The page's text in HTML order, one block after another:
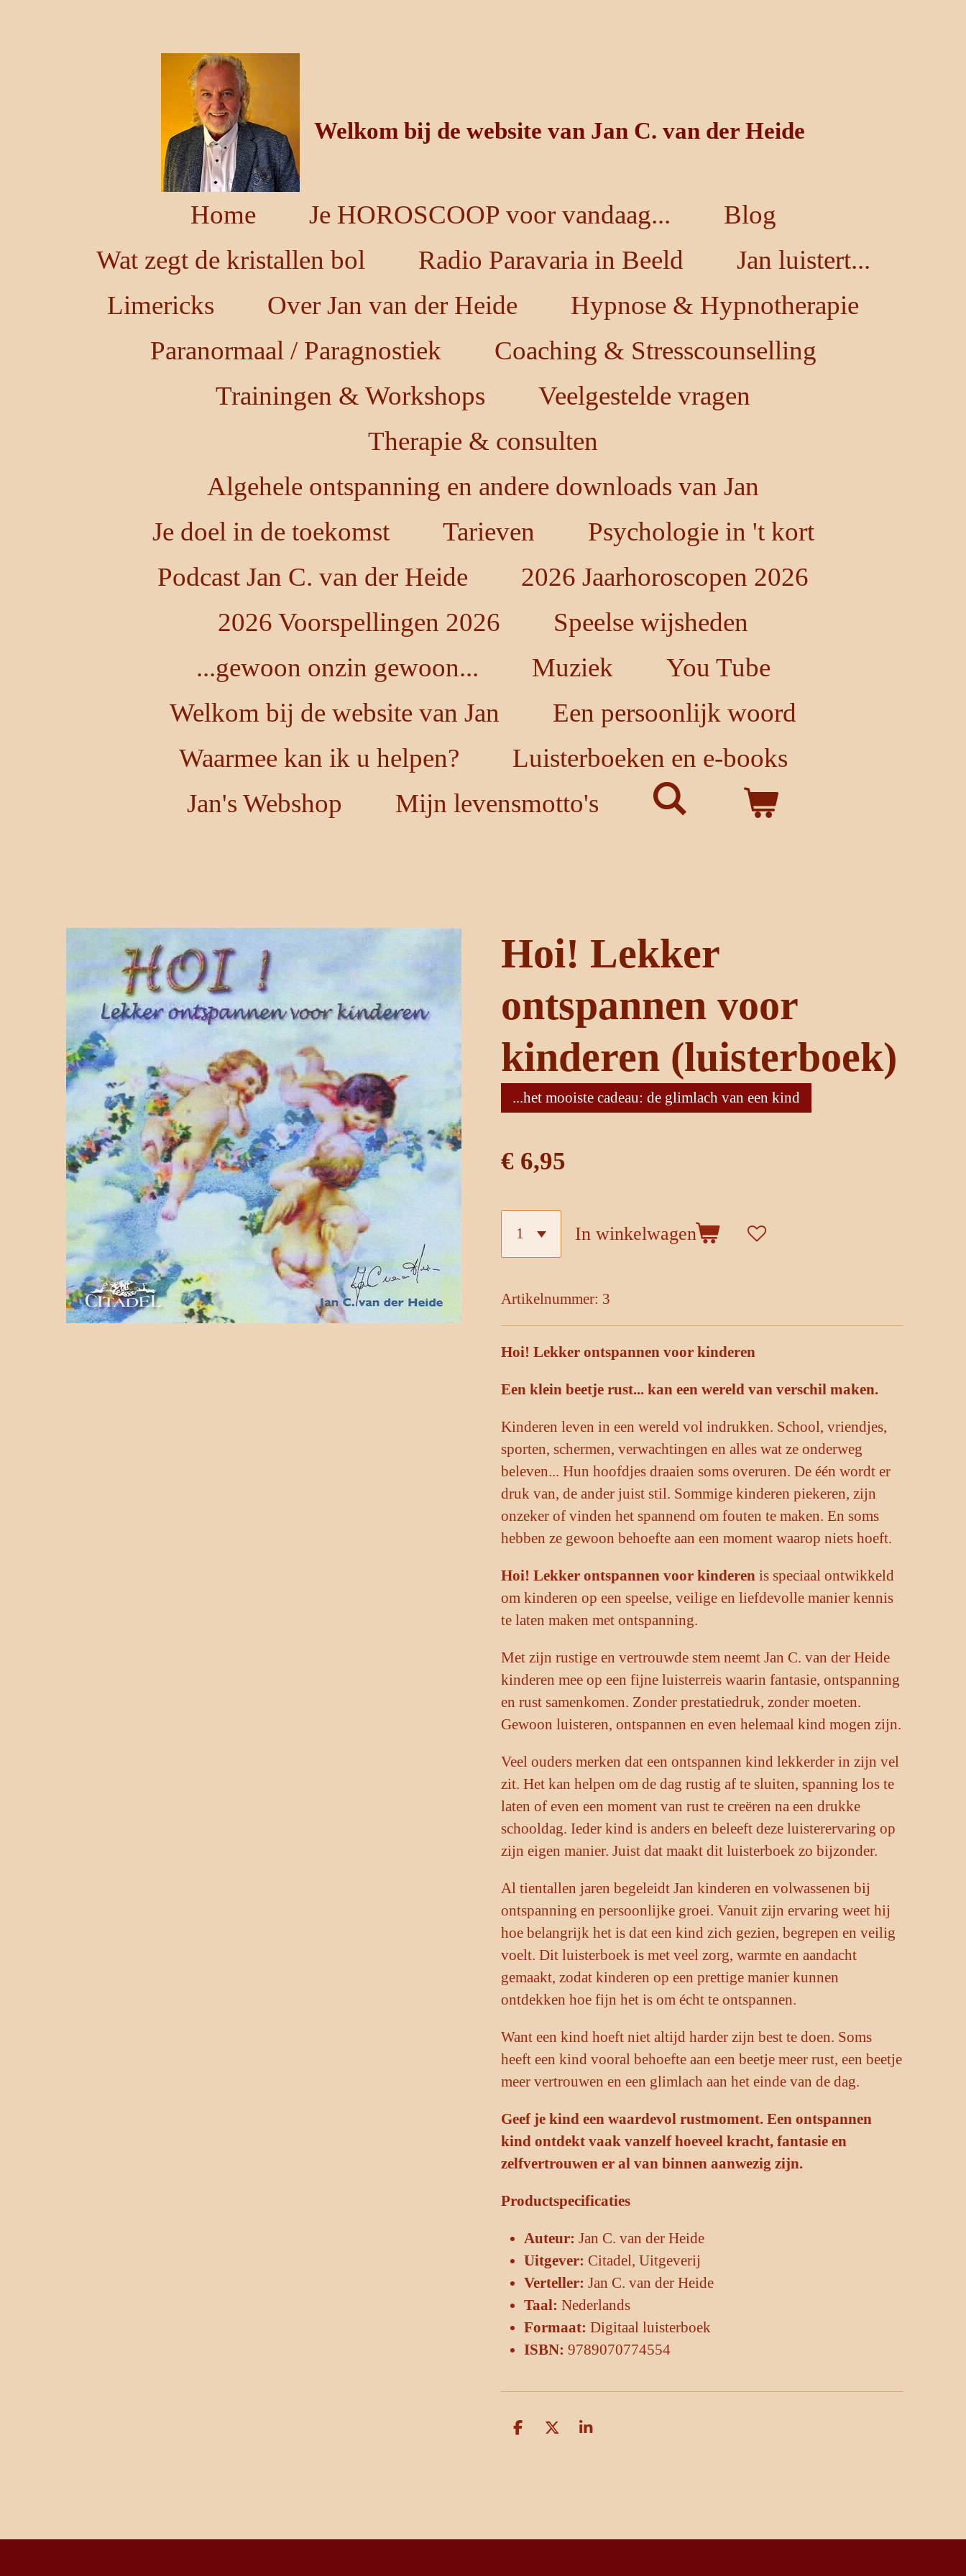
Welkom bij de website van Jan C. van der Heide
Home Je HOROSCOOP voor vandaag...
Blog
Wat zegt de kristallen bol
Radio Paravaria in Beeld
Jan luistert...
Limericks
Over Jan van der Heide
Hypnose & Hypnotherapie
Paranormaal / Paragnostiek
Coaching & Stresscounselling
Trainingen & Workshops
Veelgestelde vragen
Therapie & consulten
Algehele ontspanning en andere downloads van Jan
Je doel in de toekomst
Tarieven
Psychologie in 't kort
Podcast Jan C. van der Heide
2026 Jaarhoroscopen 2026
2026 Voorspellingen 2026
Speelse wijsheden
...gewoon onzin gewoon...
Muziek
You Tube
Welkom bij de website van Jan
Een persoonlijk woord
Waarmee kan ik u helpen?
Luisterboeken en e-books
Jan's Webshop
Mijn levensmotto's
Hoi! Lekker
ontspannen voor
kinderen (luisterboek)
...het mooiste cadeau: de glimlach van een kind
€ 6,95
In winkelwagen
Artikelnummer: 3
Hoi! Lekker ontspannen voor kinderen
Een klein beetje rust... kan een wereld van verschil maken.
Kinderen leven in een wereld vol indrukken. School, vriendjes,
sporten, schermen, verwachtingen en alles wat ze onderweg
beleven... Hun hoofdjes draaien soms overuren. De één wordt er
druk van, de ander juist stil. Sommige kinderen piekeren, zijn
onzeker of vinden het spannend om fouten te maken. En soms
hebben ze gewoon behoefte aan een moment waarop niets hoeft.
Hoi! Lekker ontspannen voor kinderen is speciaal ontwikkeld
om kinderen op een speelse, veilige en liefdevolle manier kennis
te laten maken met ontspanning.
Met zijn rustige en vertrouwde stem neemt Jan C. van der Heide
kinderen mee op een fijne luisterreis waarin fantasie, ontspanning
en rust samenkomen. Zonder prestatiedruk, zonder moeten.
Gewoon luisteren, ontspannen en even helemaal kind mogen zijn.
Veel ouders merken dat een ontspannen kind lekkerder in zijn vel
zit. Het kan helpen om de dag rustig af te sluiten, spanning los te
laten of even een moment van rust te creëren na een drukke
schooldag. Ieder kind is anders en beleeft deze luisterervaring op
zijn eigen manier. Juist dat maakt dit luisterboek zo bijzonder.
Al tientallen jaren begeleidt Jan kinderen en volwassenen bij
ontspanning en persoonlijke groei. Vanuit zijn ervaring weet hij
hoe belangrijk het is dat een kind zich gezien, begrepen en veilig
voelt. Dit luisterboek is met veel zorg, warmte en aandacht
gemaakt, zodat kinderen op een prettige manier kunnen
ontdekken hoe fijn het is om écht te ontspannen.
Want een kind hoeft niet altijd harder zijn best te doen. Soms
heeft een kind vooral behoefte aan een beetje meer rust, een beetje
meer vertrouwen en een glimlach aan het einde van de dag.
Geef je kind een waardevol rustmoment. Een ontspannen
kind ontdekt vaak vanzelf hoeveel kracht, fantasie en
zelfvertrouwen er al van binnen aanwezig zijn.
Productspecificaties
Auteur: Jan C. van der Heide
Uitgever: Citadel, Uitgeverij
Verteller: Jan C. van der Heide
Taal: Nederlands
Formaat: Digitaal luisterboek
ISBN: 9789070774554
D
D
S